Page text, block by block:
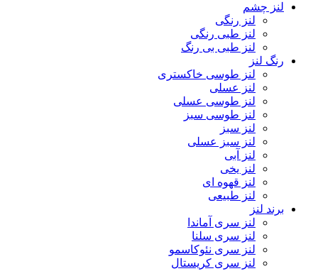
لنز چشم
لنز رنگی
لنز طبی رنگی
لنز طبی بی رنگ
رنگ لنز
لنز طوسی خاکستری
لنز عسلی
لنز طوسی عسلی
لنز طوسی سبز
لنز سبز
لنز سبز عسلی
لنز آبی
لنز یخی
لنز قهوه ای
لنز طبیعی
برند لنز
لنز سری آماندا
لنز سری سلنا
لنز سری نئوکاسمو
لنز سری کریستال